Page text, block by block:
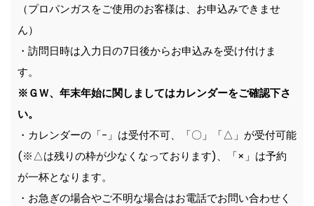
（プロパンガスをご使用のお客様は、お申込みできませ
ん）
・訪問日時は入力日の7日後からお申込みを受け付けま
す。
※ＧＷ、年末年始に関しましてはカレンダーをご確認下さ
い。
・カレンダーの「-」は受付不可、「〇」「△」が受付可能
(※△は残りの枠が少なくなっております)、「×」は予約
が一杯となります。
・お急ぎの場合やご不明な場合はお電話でお問い合わせく